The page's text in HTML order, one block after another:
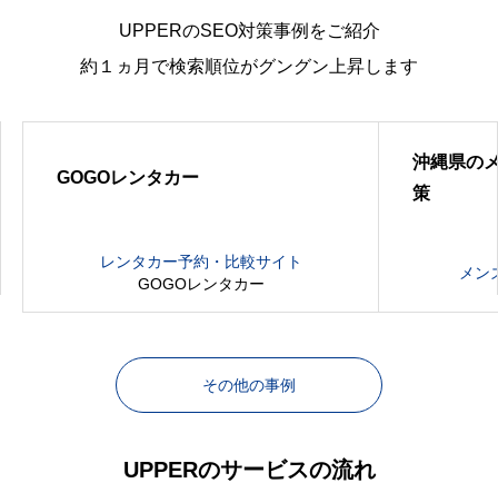
UPPERのSEO対策事例をご紹介
約１ヵ月で検索順位がグングン上昇します
GOGOレンタカー
レンタカー予約・比較サイト
GOGOレンタカー
沖縄県の
策
メン
その他の事例
UPPERのサービスの流れ